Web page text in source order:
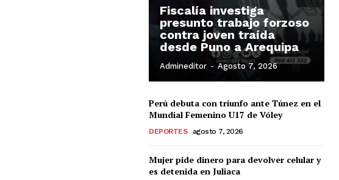
Fiscalía investiga
presunto trabajo forzoso
contra joven traída
desde Puno a Arequipa
Admineditor - Agosto 7, 2026
Perú debuta con triunfo ante Túnez en el
Mundial Femenino U17 de Vóley
DEPORTES agosto 7, 2026
Mujer pide dinero para devolver celular y
es detenida en Juliaca